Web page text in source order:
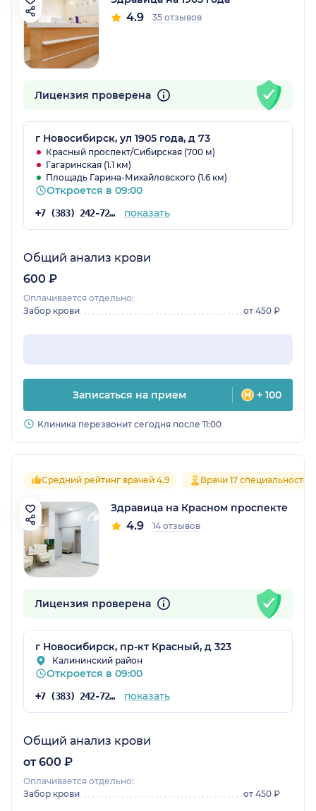
4.9 35 отзывов
Лицензия проверена
г Новосибирск, ул 1905 года, д 73
Красный проспект/Сибирская (700 м)
Гагаринская (1.1 км)
Площадь Гарина-Михайловского (1.6 км)
Откроется в 09:00
+7 (383) 242-72-53 показать
Общий анализ крови
600 ₽
Оплачивается отдельно:
Забор крови
от 450 ₽
Записаться на прием + 100
Клиника перезвонит сегодня после 11:00
Средний рейтинг врачей 4.9 Врачи 17 специальностей
Здравица на Красном проспекте
4.9 14 отзывов
Лицензия проверена
г Новосибирск, пр-кт Красный, д 323
Калининский район
Откроется в 09:00
+7 (383) 242-72-53 показать
Общий анализ крови
от 600 ₽
Оплачивается отдельно:
Забор крови
от 450 ₽